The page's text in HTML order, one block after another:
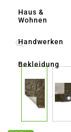
Haus &
Wohnen
Handwerken
Bekleidung